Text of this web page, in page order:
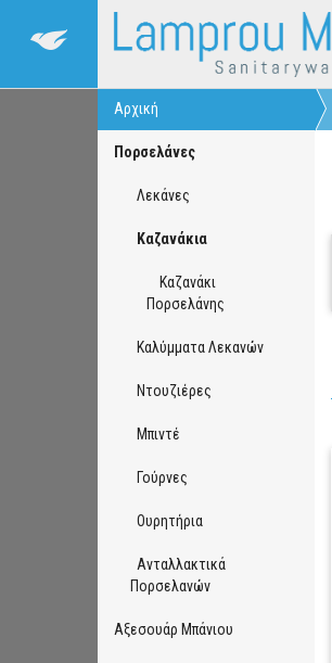
Αρχική
Πορσελάνες
Λεκάνες
Καζανάκια
Καζανάκι
Πορσελάνης
Καλύμματα Λεκανών
Ντουζιέρες
Μπιντέ
Γούρνες
Ουρητήρια
Ανταλλακτικά
Πορσελανών
Αξεσουάρ Μπάνιου